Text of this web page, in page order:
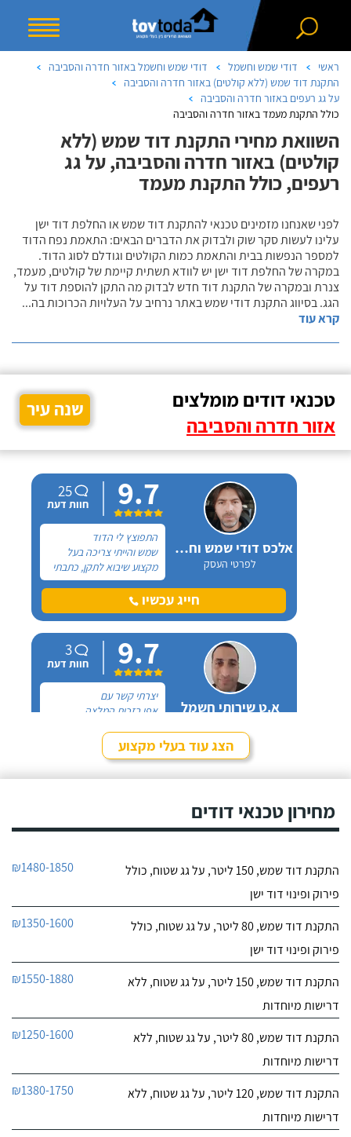
ראשי דודי שמש וחשמל
דודי שמש וחשמל באזור חדרה והסביבה
התקנת דוד שמש (ללא קולטים) באזור חדרה והסביבה
על גג רעפים באזור חדרה והסביבה
כולל התקנת מעמד באזור חדרה והסביבה
השוואת מחירי התקנת דוד שמש (ללא
קולטים) באזור חדרה והסביבה, על גג
רעפים, כולל התקנת מעמד
לפני שאנחנו מזמינים טכנאי להתקנת דוד שמש או החלפת דוד ישן
עלינו לעשות סקר שוק ולבדוק את הדברים הבאים: התאמת נפח הדוד
למספר הנפשות בבית והתאמת כמות הקולטים וגודלם לסוג הדוד.
במקרה של החלפת דוד ישן יש לוודא תשתית קיימת של קולטים, מעמד,
צנרת ובמקרה של התקנת דוד חדש לבדוק מה התקן להוספת דוד על
הגג. בסיווג התקנת דודי שמש באתר נרחיב על העלויות הכרוכות בה...
קרא עוד
טכנאי דודים מומלצים
אזור חדרה והסביבה
שנה עיר
אלכס דודי שמש וחשמל
לפרטי העסק
9.7
25
חוות דעת
התפוצץ לי הדוד
שמש והייתי צריכה בעל
מקצוע שיבוא לתקן, כתבתי
בגוגל טכנאי דודים ואז
הגעתי לקבוצה של העיר
חיפה בפייסבוק, שם כמה
דודי שמש וחשמל".
חייג עכשיו
א.ט שירותי חשמל
9.7
3
חוות דעת
יצרתי קשר עם
אפי בזכות המלצה
אחר ובסופו של דבר,
התרשמתי ממנו לטובהחייג עכשיו
הצג עוד בעלי מקצוע
מחירון טכנאי דודים
התקנת דוד שמש, 150 ליטר, על גג שטוח, כולל
פירוק ופינוי דוד ישן
₪1480-1850
התקנת דוד שמש, 80 ליטר, על גג שטוח, כולל
פירוק ופינוי דוד ישן
₪1350-1600
התקנת דוד שמש, 150 ליטר, על גג שטוח, ללא
דרישות מיוחדות
₪1550-1880
התקנת דוד שמש, 80 ליטר, על גג שטוח, ללא
דרישות מיוחדות
₪1250-1600
התקנת דוד שמש, 120 ליטר, על גג שטוח, ללא
דרישות מיוחדות
₪1380-1750